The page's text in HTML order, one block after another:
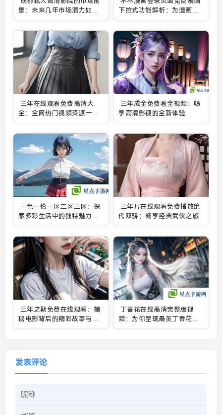
景：未来几年市场潜力如
何？
下拉式功能解析：为漫画爱
好者提供更加便捷的阅读体
验
三年在线观看免费高清大
全：全网热门视频资源一站
式观影体验
三年成全免费看全视频：畅
享高清影视的全新体验
一色一伦一区二区三区：探
索多彩生活中的独特魅力与
深度体验
三年片在线观看免费播放绝
代双骄：畅享经典武侠之旅
三年之期免费在线观看：揭
秘电影背后的精彩故事与深
刻含义
丁香花在线高清完整版视
频：为你呈现最美丁香花花
海的视觉盛宴
发表评论